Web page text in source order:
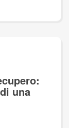
una